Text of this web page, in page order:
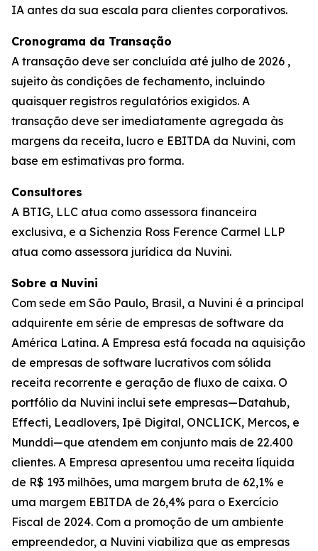
IA antes da sua escala para clientes corporativos.
Cronograma da Transação
A transação deve ser concluída até julho de 2026 ,
sujeito às condições de fechamento, incluindo
quaisquer registros regulatórios exigidos. A
transação deve ser imediatamente agregada às
margens da receita, lucro e EBITDA da Nuvini, com
base em estimativas pro forma.
Consultores
A BTIG, LLC atua como assessora financeira
exclusiva, e a Sichenzia Ross Ference Carmel LLP
atua como assessora jurídica da Nuvini.
Sobre a Nuvini
Com sede em São Paulo, Brasil, a Nuvini é a principal
adquirente em série de empresas de software da
América Latina. A Empresa está focada na aquisição
de empresas de software lucrativos com sólida
receita recorrente e geração de fluxo de caixa. O
portfólio da Nuvini inclui sete empresas—Datahub,
Effecti, Leadlovers, Ipê Digital, ONCLICK, Mercos, e
Munddi—que atendem em conjunto mais de 22.400
clientes. A Empresa apresentou uma receita líquida
de R$ 193 milhões, uma margem bruta de 62,1% e
uma margem EBITDA de 26,4% para o Exercício
Fiscal de 2024. Com a promoção de um ambiente
empreendedor, a Nuvini viabiliza que as empresas